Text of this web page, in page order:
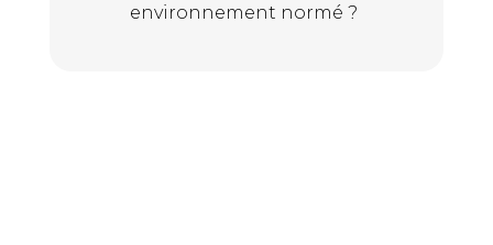
environnement normé ?